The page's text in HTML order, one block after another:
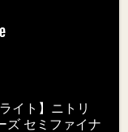
イト】ニトリ
ズ セミファイナ